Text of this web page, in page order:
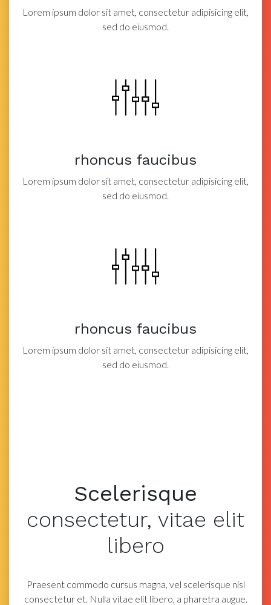
Lorem ipsum dolor sit amet, consectetur adipisicing elit,
sed do eiusmod.
rhoncus faucibus
Lorem ipsum dolor sit amet, consectetur adipisicing elit,
sed do eiusmod.
rhoncus faucibus
Lorem ipsum dolor sit amet, consectetur adipisicing elit,
sed do eiusmod.
Scelerisque
consectetur, vitae elit
libero
Praesent commodo cursus magna, vel scelerisque nisl
consectetur et. Nulla vitae elit libero, a pharetra augue.